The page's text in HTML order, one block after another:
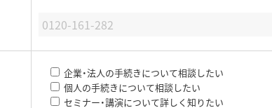
企業・法人の手続きについて相談したい
個人の手続きについて相談したい
セミナー・講演について詳しく知りたい